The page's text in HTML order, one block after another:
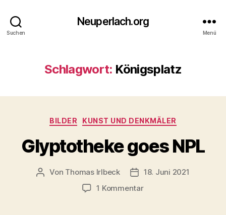
Suchen
Neuperlach.org
Menü
Schlagwort: Königsplatz
Kategorien
BILDER KUNST UND DENKMÄLER
Glyptotheke goes NPL
Beitragsautor
Von Thomas Irlbeck Veröffentlichungsdatum
18. Juni 2021
1 Kommentarzu